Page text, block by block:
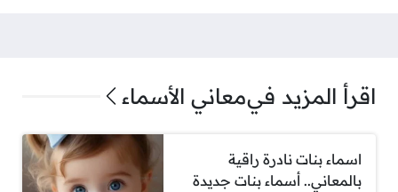
اقرأ المزيد فيمعاني الأسماء
اسماء بنات نادرة راقية
بالمعاني.. أسماء بنات جديدة